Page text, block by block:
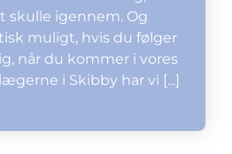
skulle igennem. Og
muligt, hvis du følger
når du kommer i vores
i Skibby har vi [...]